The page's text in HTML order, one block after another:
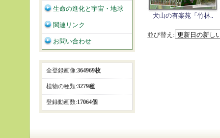
犬山の有楽苑「竹林..
並び替え:
生命の進化と宇宙・地球
関連リンク
お問い合わせ
全登録画像:364969枚
植物の種類:3279種
登録動画数:17064個